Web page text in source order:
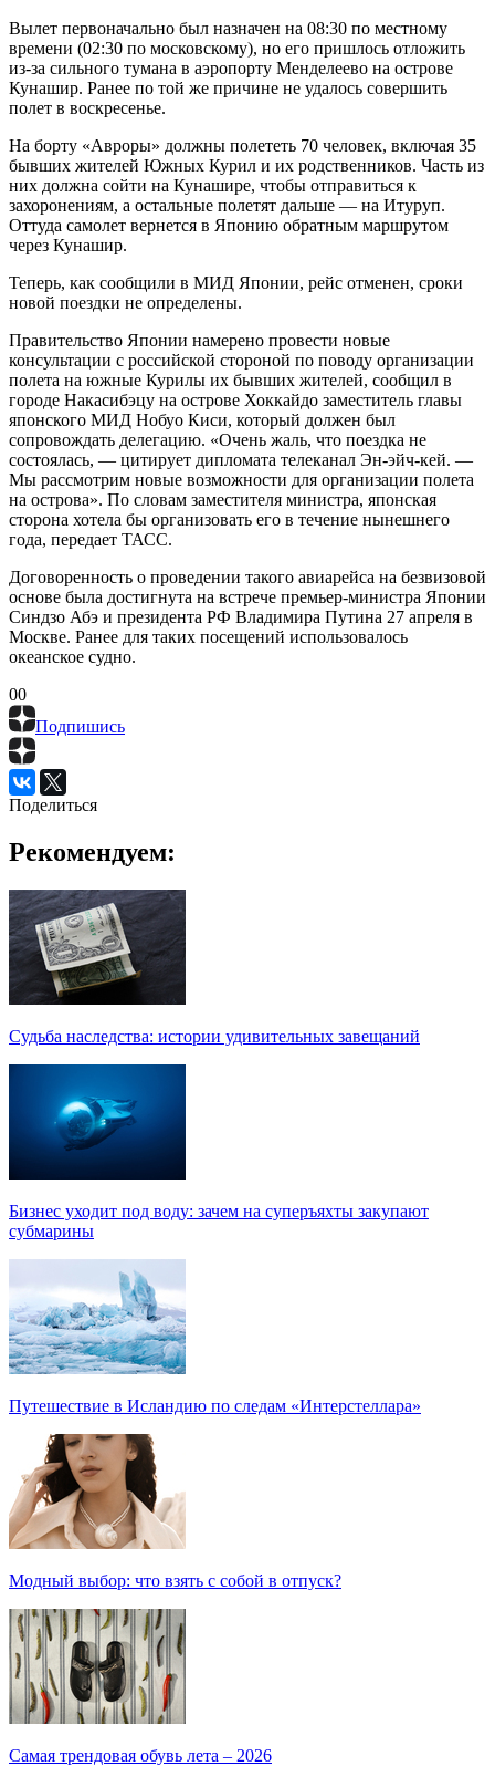
Вылет первоначально был назначен на 08:30 по местному
времени (02:30 по московскому), но его пришлось отложить
из-за сильного тумана в аэропорту Менделеево на острове
Кунашир. Ранее по той же причине не удалось совершить
полет в воскресенье.
На борту «Авроры» должны полететь 70 человек, включая 35
бывших жителей Южных Курил и их родственников. Часть из
них должна сойти на Кунашире, чтобы отправиться к
захоронениям, а остальные полетят дальше — на Итуруп.
Оттуда самолет вернется в Японию обратным маршрутом
через Кунашир.
Теперь, как сообщили в МИД Японии, рейс отменен, сроки
новой поездки не определены.
Правительство Японии намерено провести новые
консультации с российской стороной по поводу организации
полета на южные Курилы их бывших жителей, сообщил в
городе Накасибэцу на острове Хоккайдо заместитель главы
японского МИД Нобуо Киси, который должен был
сопровождать делегацию. «Очень жаль, что поездка не
состоялась, — цитирует дипломата телеканал Эн-эйч-кей. —
Мы рассмотрим новые возможности для организации полета
на острова». По словам заместителя министра, японская
сторона хотела бы организовать его в течение нынешнего
года, передает ТАСС.
Договоренность о проведении такого авиарейса на безвизовой
основе была достигнута на встрече премьер-министра Японии
Синдзо Абэ и президента РФ Владимира Путина 27 апреля в
Москве. Ранее для таких посещений использовалось
океанское судно.
00
Подпишись
Поделиться
Рекомендуем:
Судьба наследства: истории удивительных завещаний
Бизнес уходит под воду: зачем на суперъяхты закупают
субмарины
Путешествие в Исландию по следам «Интерстеллара»
Модный выбор: что взять с собой в отпуск?
Самая трендовая обувь лета – 2026